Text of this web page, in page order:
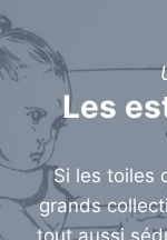
Les
Si les toiles
grands